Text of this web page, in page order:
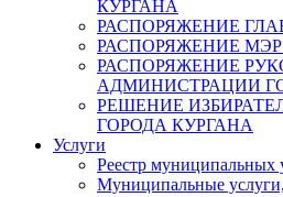
КУРГАНА
РАСПОРЯЖЕНИЕ
РАСПОРЯЖЕНИЕ
РАСПОРЯЖЕНИЕ
АДМИНИСТРАЦИИ
РЕШЕНИЕ
ГОРОДА КУРГАНА
Услуги
Реестр муниципальных
Муниципальные